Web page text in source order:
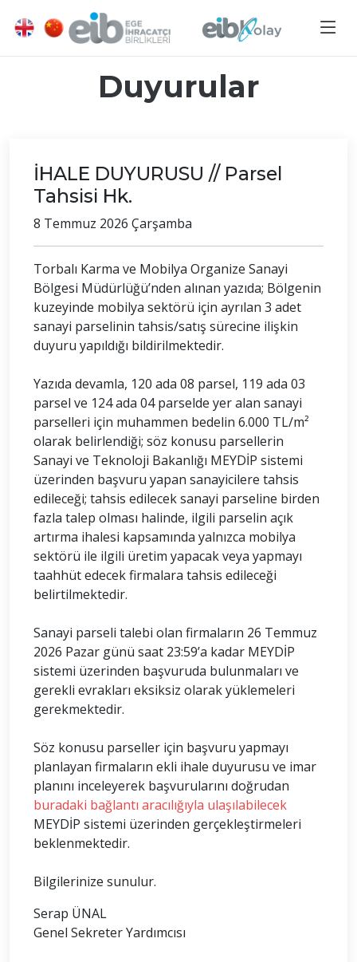
Duyurular
İHALE DUYURUSU // Parsel
Tahsisi Hk.
8 Temmuz 2026 Çarşamba
Torbalı Karma ve Mobilya Organize Sanayi
Bölgesi Müdürlüğü’nden alınan yazıda; Bölgenin
kuzeyinde mobilya sektörü için ayrılan 3 adet
sanayi parselinin tahsis/satış sürecine ilişkin
duyuru yapıldığı bildirilmektedir.
Yazıda devamla, 120 ada 08 parsel, 119 ada 03
parsel ve 124 ada 04 parselde yer alan sanayi
parselleri için muhammen bedelin 6.000 TL/m²
olarak belirlendiği; söz konusu parsellerin
Sanayi ve Teknoloji Bakanlığı MEYDİP sistemi
üzerinden başvuru yapan sanayicilere tahsis
edileceği; tahsis edilecek sanayi parseline birden
fazla talep olması halinde, ilgili parselin açık
artırma ihalesi kapsamında yalnızca mobilya
sektörü ile ilgili üretim yapacak veya yapmayı
taahhüt edecek firmalara tahsis edileceği
belirtilmektedir.
Sanayi parseli talebi olan firmaların 26 Temmuz
2026 Pazar günü saat 23:59’a kadar MEYDİP
sistemi üzerinden başvuruda bulunmaları ve
gerekli evrakları eksiksiz olarak yüklemeleri
gerekmektedir.
Söz konusu parseller için başvuru yapmayı
planlayan firmaların ekli ihale duyurusu ve imar
planını inceleyerek başvurularını doğrudan
buradaki bağlantı aracılığıyla ulaşılabilecek
MEYDİP sistemi üzerinden gerçekleştirmeleri
beklenmektedir.
Bilgilerinize sunulur.
Serap ÜNAL
Genel Sekreter Yardımcısı